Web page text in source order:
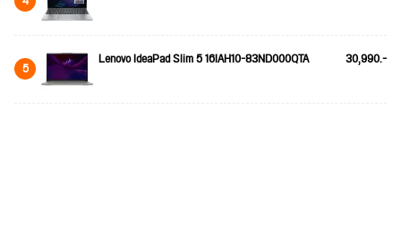
5 Lenovo IdeaPad Slim 5 16IAH10-83ND000QTA 30,990.-